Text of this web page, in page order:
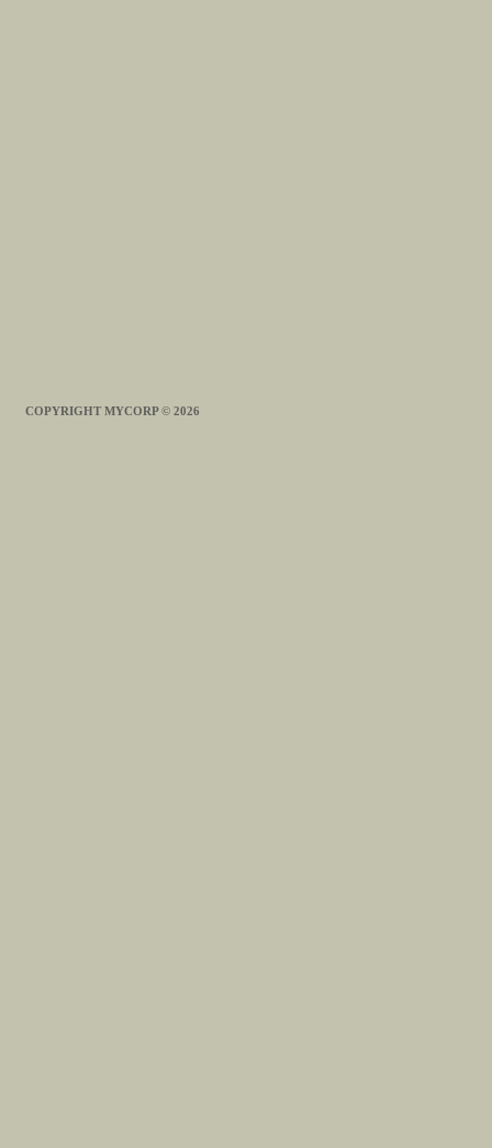
COPYRIGHT MYCORP © 2026